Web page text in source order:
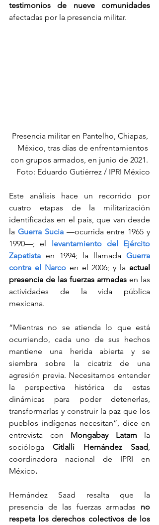
testimonios de nueve comunidades
afectadas por la presencia militar.
Presencia militar en Pantelho, Chiapas,
México, tras días de enfrentamientos
con grupos armados, en junio de 2021.
Foto: Eduardo Gutiérrez / IPRI México
Este análisis hace un recorrido por
cuatro etapas de la militarización
identificadas en el país, que van desde
la Guerra Sucia —ocurrida entre 1965 y
1990—; el levantamiento del Ejército
Zapatista en 1994; la llamada Guerra
contra el Narco en el 2006; y la actual
presencia de las fuerzas armadas en las
actividades de la vida pública
mexicana.
“Mientras no se atienda lo que está
ocurriendo, cada uno de sus hechos
mantiene una herida abierta y se
siembra sobre la cicatriz de una
agresión previa. Necesitamos entender
la perspectiva histórica de estas
dinámicas para poder detenerlas,
transformarlas y construir la paz que los
pueblos indígenas necesitan”, dice en
entrevista con Mongabay Latam la
socióloga Citlalli Hernández Saad
coordinadora nacional de IPRI en
México.
Hernández Saad resalta que la
presencia de las fuerzas armadas no
respeta los derechos colectivos de los